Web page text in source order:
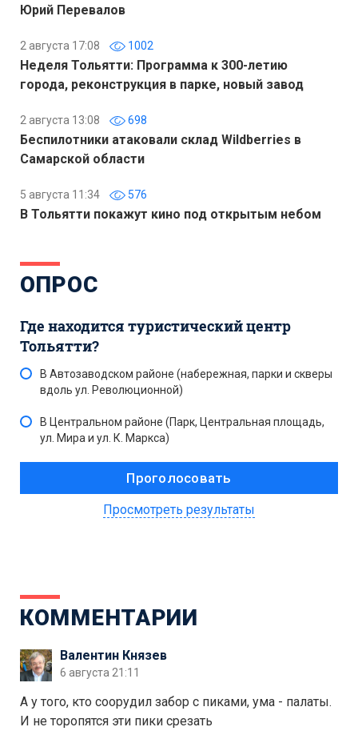
Юрий Перевалов
2 августа 17:08 1002
Неделя Тольятти: Программа к 300-летию
города, реконструкция в парке, новый завод
2 августа 13:08 698
Беспилотники атаковали склад Wildberries в
Самарской области
5 августа 11:34 576
В Тольятти покажут кино под открытым небом
ОПРОС
Где находится туристический центр
Тольятти?
В Автозаводском районе (набережная, парки и скверы
вдоль ул. Революционной)
В Центральном районе (Парк, Центральная площадь,
ул. Мира и ул. К. Маркса)
Просмотреть результаты
КОММЕНТАРИИ
Валентин Князев
6 августа 21:11
А у того, кто соорудил забор с пиками, ума - палаты.
И не торопятся эти пики срезать